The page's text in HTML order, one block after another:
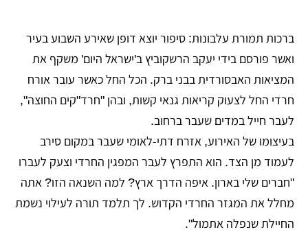
ברכות תמורת עלבונות: סיפור יוצא דופן שאירע השבוע בעיר
ואשר פורסם בידי יעקב הרשקוביץ ב'ישראל היום' משקף את
המציאות האבסורדית בבני ברק. הכל החל כאשר עובר אורח
חרדי החל לצעוק קריאות גנאי קשות, ובהן "חרד"קים החוצה",
לעבר חייל במדים שעבר ברחוב.
בעיצומו של האירוע, אזרח דתי-לאומי שעבר במקום סירב
לעמוד מן הצד. הוא התפרץ לעבר המפגין החרדי וצעק לעברו
"חברים שלי בארון. איפה הדרך ארץ? למה השנאה הזו? אתה
מחלל את המגזר החרדי הקדוש. לך תלמד תורה לעילוי נשמת
החיילת שנפלה אתמול".